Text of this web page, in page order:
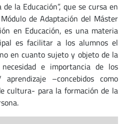
la Educación”, que se cursa en
de Adaptación del Máster
en Educación, es una materia
es facilitar a los alumnos el
en cuanto sujeto y objeto de la
e importancia de los
–concebidos como
cultura- para la formación de la